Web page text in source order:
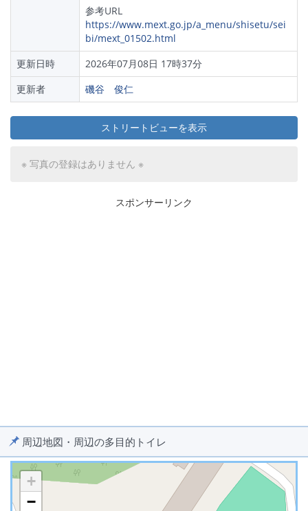
参考URL
https://www.mext.go.jp/a_menu/shisetu/sei
bi/mext_01502.html
更新日時
2026年07月08日 17時37分
更新者
磯谷 俊仁
ストリートビューを表示
※ 写真の登録はありません ※
スポンサーリンク
周辺地図・周辺の多目的トイレ
+
−